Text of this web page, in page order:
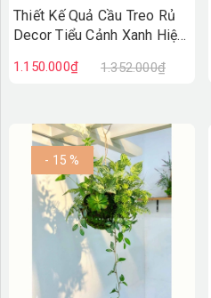
Thiết Kế Quả Cầu Treo Rủ
Decor Tiểu Cảnh Xanh Hiện
CC1297
1.150.000₫ 1.352.000₫
- 15 %